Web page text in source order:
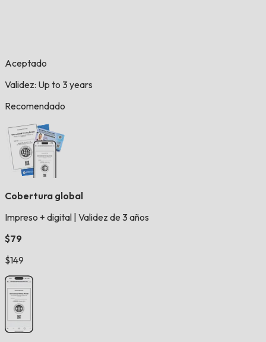
Aceptado
Validez: Up to 3 years
Recomendado
Cobertura global
Impreso + digital Validez de 3 años
$79
$149